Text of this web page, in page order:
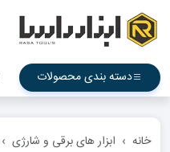
دسته بندی محصولات
خانه ابزار های برقی و شارژی